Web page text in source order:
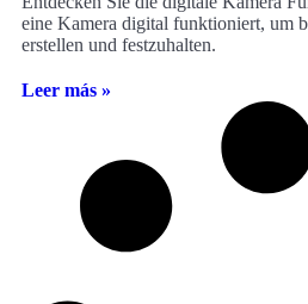
eine Kamera digital funktioniert, um
erstellen und festzuhalten.
Leer más »